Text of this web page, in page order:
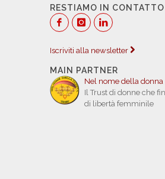
RESTIAMO IN CONTATTO
Iscriviti alla newsletter
MAIN PARTNER
Nel nome della donna
Il Trust di donne che
di libertà femminile